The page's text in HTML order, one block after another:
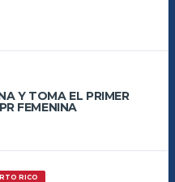
Y TOMA EL PRIMER
FEMENINA
RICO